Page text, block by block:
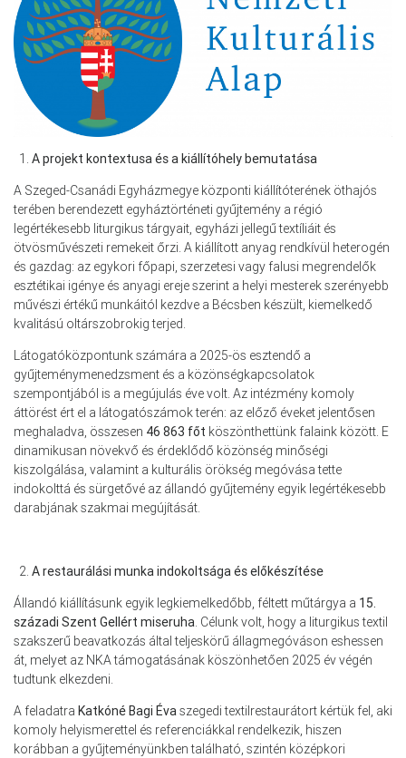
A projekt kontextusa és a kiállítóhely bemutatása
A Szeged-Csanádi Egyházmegye központi kiállítóterének öthajós
terében berendezett egyháztörténeti gyűjtemény a régió
legértékesebb liturgikus tárgyait, egyházi jellegű textíliáit és
ötvösművészeti remekeit őrzi. A kiállított anyag rendkívül heterogén
és gazdag: az egykori főpapi, szerzetesi vagy falusi megrendelők
esztétikai igénye és anyagi ereje szerint a helyi mesterek szerényebb
művészi értékű munkáitól kezdve a Bécsben készült, kiemelkedő
kvalitású oltárszobrokig terjed.
Látogatóközpontunk számára a 2025-ös esztendő a
gyűjteménymenedzsment és a közönségkapcsolatok
szempontjából is a megújulás éve volt. Az intézmény komoly
áttörést ért el a látogatószámok terén: az előző éveket jelentősen
meghaladva, összesen 46 863 főt köszönthettünk falaink között. E
dinamikusan növekvő és érdeklődő közönség minőségi
kiszolgálása, valamint a kulturális örökség megóvása tette
indokolttá és sürgetővé az állandó gyűjtemény egyik legértékesebb
darabjának szakmai megújítását.
A restaurálási munka indokoltsága és előkészítése
Állandó kiállításunk egyik legkiemelkedőbb, féltett műtárgya a 15.
századi Szent Gellért miseruha . Célunk volt, hogy a liturgikus textil
szakszerű beavatkozás által teljeskörű állagmegóváson eshessen
át, melyet az NKA támogatásának köszönhetően 2025 év végén
tudtunk elkezdeni.
A feladatra Katkóné Bagi Éva szegedi textilrestaurátort kértük fel, aki
komoly helyismerettel és referenciákkal rendelkezik, hiszen
korábban a gyűjteményünkben található, szintén középkori